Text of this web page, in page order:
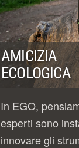
AMICIZIA
ECOLOGICA
In EGO,
esperti sono
innovare gli